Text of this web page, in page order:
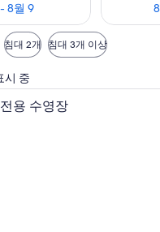
8월 9
침대 2개 침대 3개 이상
시 중
빌라, 침실 1
용 수영장